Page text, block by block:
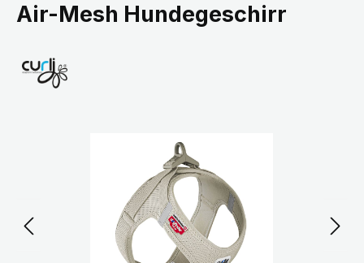
Air-Mesh Hundegeschirr
Bildergalerie überspringen